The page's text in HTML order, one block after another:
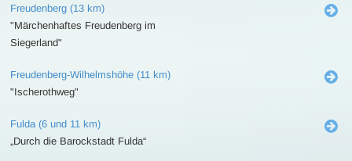
Freudenberg (13 km)
"Märchenhaftes Freudenberg im
Siegerland"
Freudenberg-Wilhelmshöhe (11 km)
"Ischerothweg"
Fulda (6 und 11 km)
„Durch die Barockstadt Fulda“